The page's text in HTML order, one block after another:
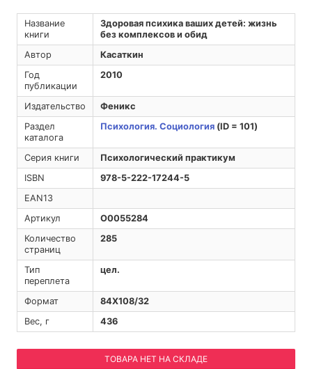
Название
книги
Здоровая психика ваших детей: жизнь
без комплексов и обид
Автор
Касаткин
Год
публикации
2010
Издательство
Феникс
Раздел
каталога
Психология. Социология(ID = 101)
Серия книги
Психологический практикум
ISBN
978-5-222-17244-5
EAN13
Артикул
O0055284
Количество
страниц
285
Тип
переплета
цел.
Формат
84Х108/32
Вес, г
436
ТОВАРА НЕТ НА СКЛАДЕ